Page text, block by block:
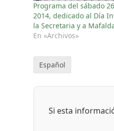
Programa del sábado
2014, dedicado al Día
la Secretaria y a
En «Archivos»
Español
Si esta